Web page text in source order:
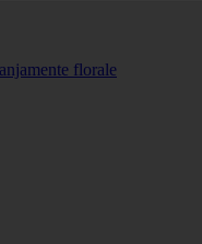
florale